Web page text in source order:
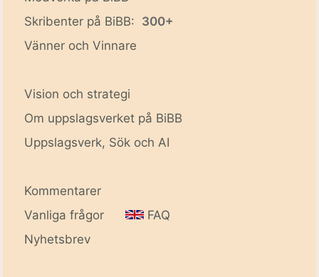
Skribenter på BiBB: 300+
Vänner och Vinnare
Vision och strategi
Om uppslagsverket på BiBB
Uppslagsverk, Sök och AI
Kommentarer
Vanliga frågor
FAQ
Nyhetsbrev